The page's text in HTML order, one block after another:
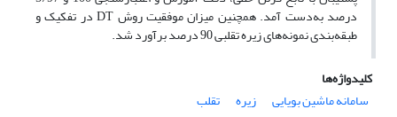
درصد به‌دست آمد. همچنین میزان موفقیت روش‌ DT در تفکیک و
طبقه‌بندی نمونه‌های زیره تقلبی 90 درصد برآورد شد.
کلیدواژه‌ها
سامانه ماشین بویایی
زیره
تقلب